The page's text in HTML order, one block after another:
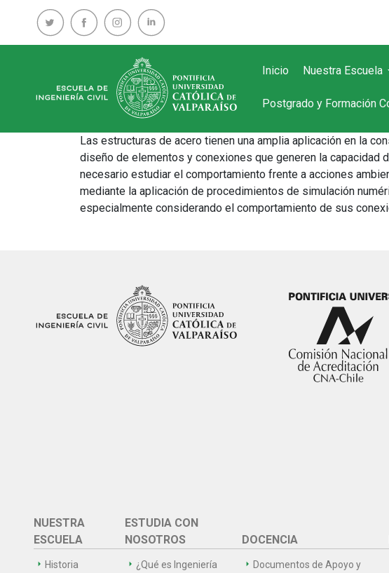
Inicio Nuestra Escuela
Postgrado y Formación
Las estructuras de acero tienen una amplia aplicación en la
diseño de elementos y conexiones que generen la
necesario estudiar el comportamiento frente a acciones
mediante la aplicación de procedimientos de simulación
especialmente considerando el comportamiento de sus
NUESTRA
ESCUELA
Historia
ESTUDIA CON
NOSOTROS
¿Qué es Ingeniería
DOCENCIA
Documentos de Apoyo y